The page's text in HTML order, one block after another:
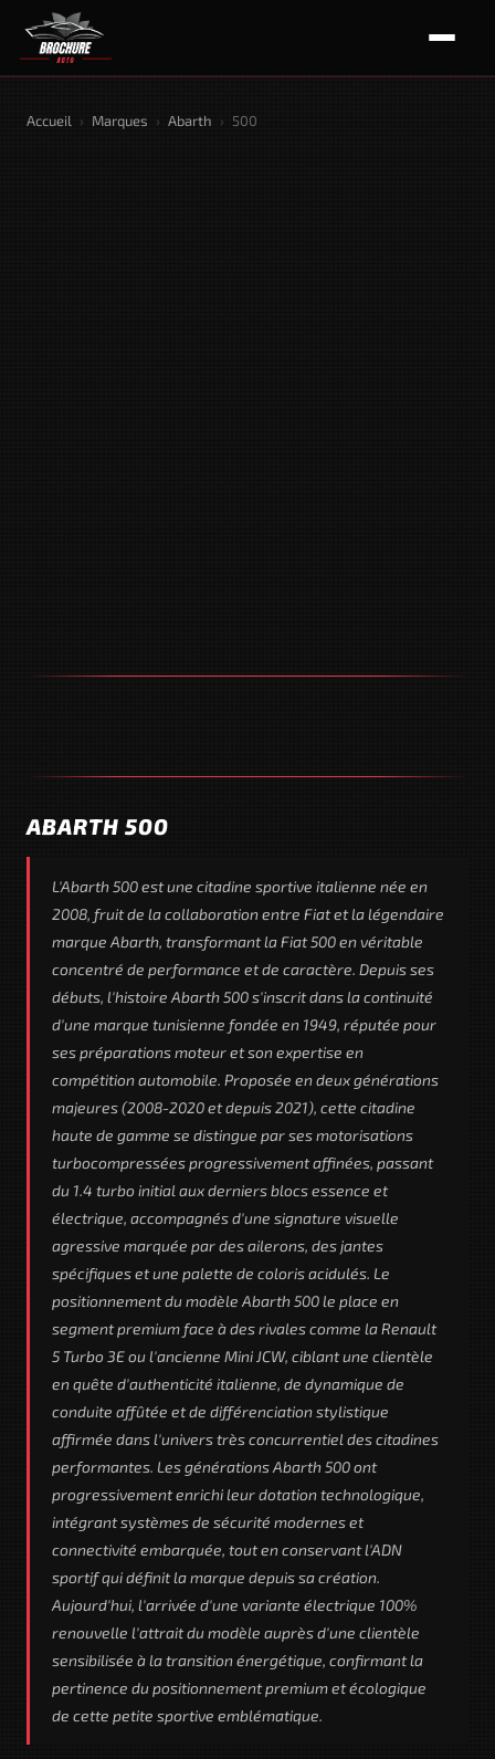
Accueil › Marques › Abarth › 500
ABARTH 500
L'Abarth 500 est une citadine sportive italienne née en
2008, fruit de la collaboration entre Fiat et la légendaire
marque Abarth, transformant la Fiat 500 en véritable
concentré de performance et de caractère. Depuis ses
débuts, l'histoire Abarth 500 s'inscrit dans la continuité
d'une marque tunisienne fondée en 1949, réputée pour
ses préparations moteur et son expertise en
compétition automobile. Proposée en deux générations
majeures (2008-2020 et depuis 2021), cette citadine
haute de gamme se distingue par ses motorisations
turbocompressées progressivement affinées, passant
du 1.4 turbo initial aux derniers blocs essence et
électrique, accompagnés d'une signature visuelle
agressive marquée par des ailerons, des jantes
spécifiques et une palette de coloris acidulés. Le
positionnement du modèle Abarth 500 le place en
segment premium face à des rivales comme la Renault
5 Turbo 3E ou l'ancienne Mini JCW, ciblant une clientèle
en quête d'authenticité italienne, de dynamique de
conduite affûtée et de différenciation stylistique
affirmée dans l'univers très concurrentiel des citadines
performantes. Les générations Abarth 500 ont
progressivement enrichi leur dotation technologique,
intégrant systèmes de sécurité modernes et
connectivité embarquée, tout en conservant l'ADN
sportif qui définit la marque depuis sa création.
Aujourd'hui, l'arrivée d'une variante électrique 100%
renouvelle l'attrait du modèle auprès d'une clientèle
sensibilisée à la transition énergétique, confirmant la
pertinence du positionnement premium et écologique
de cette petite sportive emblématique.